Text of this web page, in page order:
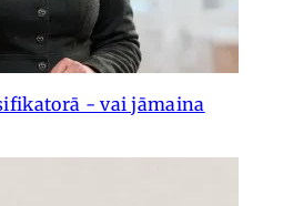
- vai jāmaina